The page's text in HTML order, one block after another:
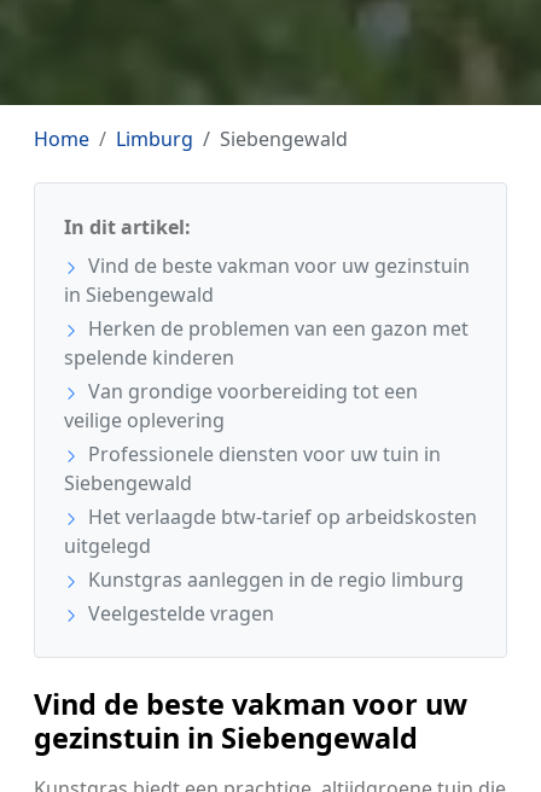
Home Limburg Siebengewald
In dit artikel:
Vind de beste vakman voor uw gezinstuin
in Siebengewald
Herken de problemen van een gazon met
spelende kinderen
Van grondige voorbereiding tot een
veilige oplevering
Professionele diensten voor uw tuin in
Siebengewald
Het verlaagde btw-tarief op arbeidskosten
uitgelegd
Kunstgras aanleggen in de regio limburg
Veelgestelde vragen
Vind de beste vakman voor uw
gezinstuin in Siebengewald